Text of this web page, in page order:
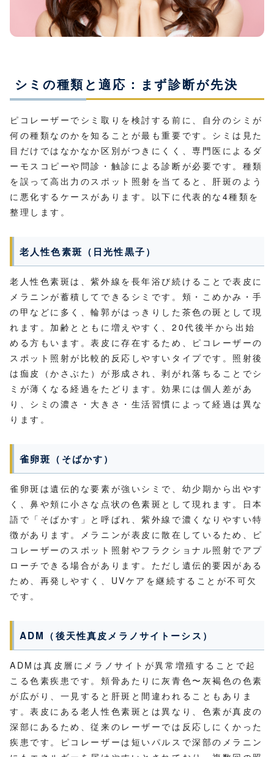
シミの種類と適応：まず診断が先決
ピコレーザーでシミ取りを検討する前に、自分のシミが
何の種類なのかを知ることが最も重要です。シミは見た
目だけではなかなか区別がつきにくく、専門医によるダ
ーモスコピーや問診・触診による診断が必要です。種類
を誤って高出力のスポット照射を当てると、肝斑のよう
に悪化するケースがあります。以下に代表的な4種類を
整理します。
老人性色素斑（日光性黒子）
老人性色素斑は、紫外線を長年浴び続けることで表皮に
メラニンが蓄積してできるシミです。頬・こめかみ・手
の甲などに多く、輪郭がはっきりした茶色の斑として現
れます。加齢とともに増えやすく、20代後半から出始
める方もいます。表皮に存在するため、ピコレーザーの
スポット照射が比較的反応しやすいタイプです。照射後
は痂皮（かさぶた）が形成され、剥がれ落ちることでシ
ミが薄くなる経過をたどります。効果には個人差があ
り、シミの濃さ・大きさ・生活習慣によって経過は異な
ります。
雀卵斑（そばかす）
雀卵斑は遺伝的な要素が強いシミで、幼少期から出やす
く、鼻や頬に小さな点状の色素斑として現れます。日本
語で「そばかす」と呼ばれ、紫外線で濃くなりやすい特
徴があります。メラニンが表皮に散在しているため、ピ
コレーザーのスポット照射やフラクショナル照射でアプ
ローチできる場合があります。ただし遺伝的要因がある
ため、再発しやすく、UVケアを継続することが不可欠
です。
ADM（後天性真皮メラノサイトーシス）
ADMは真皮層にメラノサイトが異常増殖することで起
こる色素疾患です。頬骨あたりに灰青色〜灰褐色の色素
が広がり、一見すると肝斑と間違われることもありま
す。表皮にある老人性色素斑とは異なり、色素が真皮の
深部にあるため、従来のレーザーでは反応しにくかった
疾患です。ピコレーザーは短いパルスで深部のメラニン